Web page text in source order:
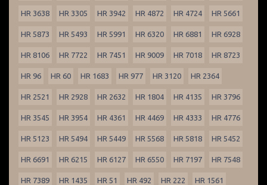
HR 3638 HR 3305 HR 3942 HR 4872 HR 4724 HR 5661
HR 5873 HR 5493 HR 5991 HR 6320 HR 6881 HR 6928
HR 8106 HR 7722 HR 7451 HR 9009 HR 7018 HR 8723
HR 96 HR 60 HR 1683 HR 977 HR 3120 HR 2364
HR 2521 HR 2928 HR 2632 HR 1804 HR 4135 HR 3796
HR 3545 HR 3954 HR 4361 HR 4469 HR 4333 HR 4776
HR 5123 HR 5494 HR 5449 HR 5568 HR 5818 HR 5452
HR 6691 HR 6215 HR 6127 HR 6550 HR 7197 HR 7548
HR 7389 HR 1435 HR 51 HR 492 HR 222 HR 1561